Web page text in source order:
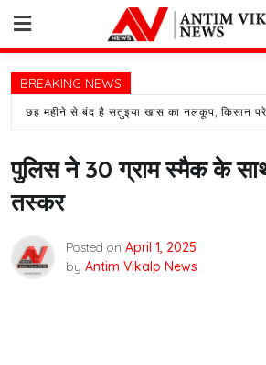
content
BREAKING NEWS
छह महीने से बंद है सतुइया खास का नलकूप, किसान
पुलिस ने 30 ग्राम स्मैक के
तस्कर
Posted on April 1, 2025
by Antim Vikalp News